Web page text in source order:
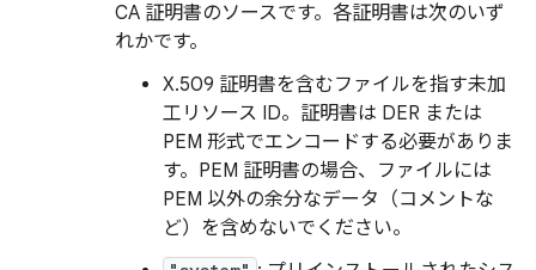
CA 証明書のソースです。各証明書は次のいず
れかです。
X.509 証明書を含むファイルを指す未加
工リソース ID。証明書は DER または
PEM 形式でエンコードする必要がありま
す。PEM 証明書の場合、ファイルには
PEM 以外の余分なデータ（コメントな
ど）を含めないでください。